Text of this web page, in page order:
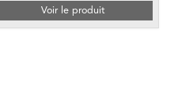
Voir le produit